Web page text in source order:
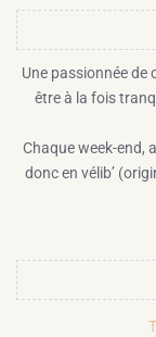
Une passionnée de
être à la fois
Chaque week-end,
donc en vélib’